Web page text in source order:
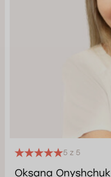
5 z 5
Oksana Onyshchuk